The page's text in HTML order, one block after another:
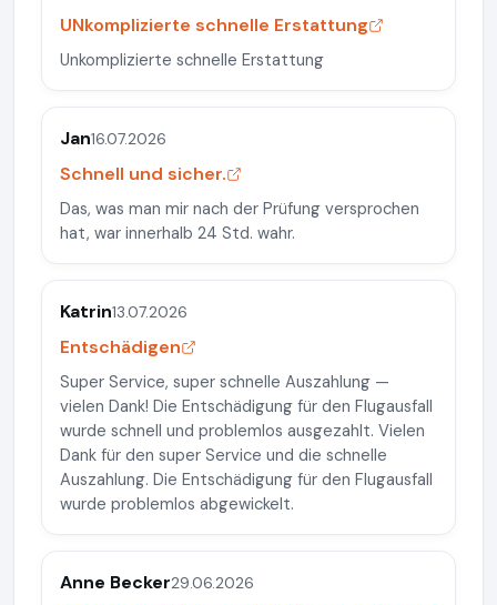
UNkomplizierte schnelle Erstattung
Unkomplizierte schnelle Erstattung
Jan16.07.2026
Schnell und sicher.
Das, was man mir nach der Prüfung versprochen
hat, war innerhalb 24 Std. wahr.
Katrin13.07.2026
Entschädigen
Super Service, super schnelle Auszahlung —
vielen Dank! Die Entschädigung für den Flugausfall
wurde schnell und problemlos ausgezahlt. Vielen
Dank für den super Service und die schnelle
Auszahlung. Die Entschädigung für den Flugausfall
wurde problemlos abgewickelt.
Anne Becker29.06.2026